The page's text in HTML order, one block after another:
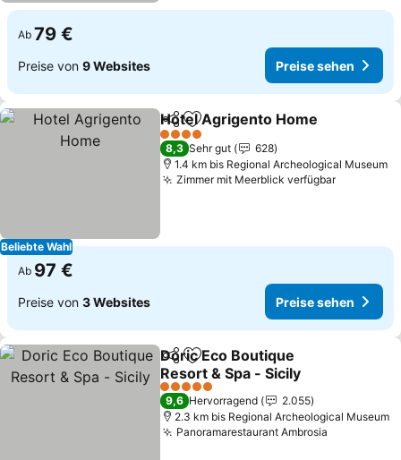
Ab 79 €
Preise von 9 Websites Preise sehen
Beliebte Wahl
TeilenZu Favoriten hinzufügen
Hotel Agrigento Home
4 Sterne
8,3 Sehr gut
628
1.4 km bis Regional Archeological Museum
Zimmer mit Meerblick verfügbar
Ab 97 €
Preise von 3 Websites Preise sehen
TeilenZu Favoriten hinzufügen
Doric Eco Boutique
Resort & Spa - Sicily
5 Sterne
9,6 Hervorragend
2.055
2.3 km bis Regional Archeological Museum
Panoramarestaurant Ambrosia